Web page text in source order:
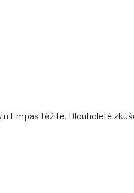
Empas těžíte. Dlouholeté